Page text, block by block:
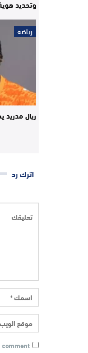
وتحديد
رياضة
ريال مدريد
اترك رد